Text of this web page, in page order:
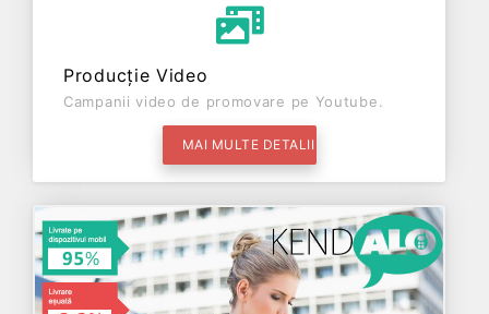
Producție Video
Campanii video de promovare pe Youtube.
MAI MULTE DETALII